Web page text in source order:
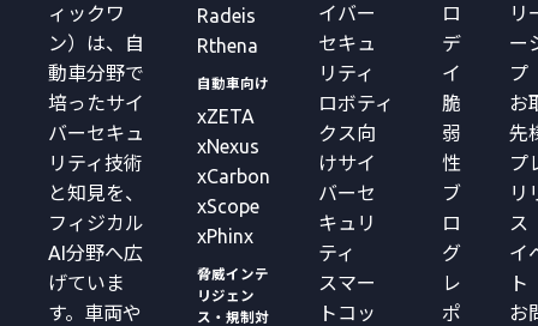
ィックワ
ン）は、自
動車分野で
培ったサイ
バーセキュ
リティ技術
と知見を、
フィジカル
AI分野へ広
げていま
す。車両や
Radeis
Rthena
自動車向け
xZETA
xNexus
xCarbon
xScope
xPhinx
脅威インテ
リジェン
ス・規制対
イバー
セキュ
リティ
ロボティ
クス向
けサイ
バーセ
キュリ
ティ
スマー
トコッ
ロ
デ
イ
脆
弱
性
ブ
ロ
グ
レ
ポ
リ
ー
プ
お
先
プ
リ
ス
イ
ト
お